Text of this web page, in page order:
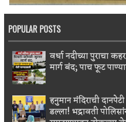
POPULAR POSTS
वर्धा नदीच्या पुराचा
मार्ग बंद; पाच फूट
हनुमान मंदिराची
डल्ला! भद्रावती